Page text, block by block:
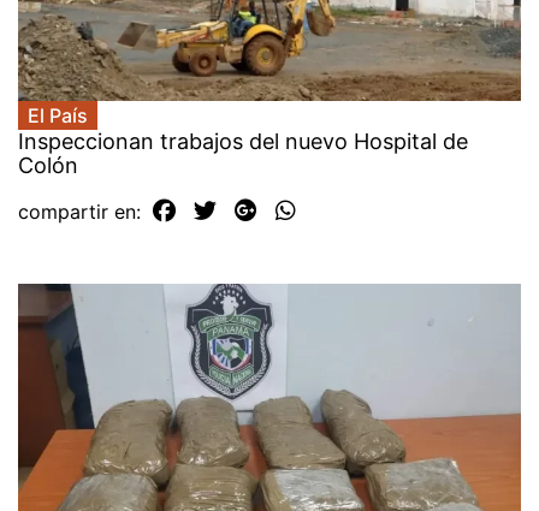
El País
Inspeccionan trabajos del nuevo Hospital de
Colón
compartir en: